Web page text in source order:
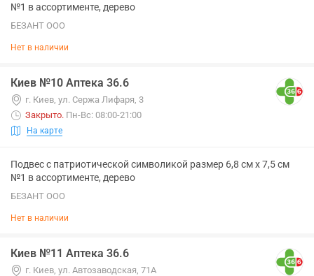
№1 в ассортименте, дерево
БЕЗАНТ ООО
Нет в наличии
Киев №10 Аптека 36.6
г. Киев, ул. Сержа Лифаря, 3
Закрыто. Пн-Вс: 08:00-21:00
На карте
Подвес с патриотической символикой размер 6,8 см х 7,5 см
№1 в ассортименте, дерево
БЕЗАНТ ООО
Нет в наличии
Киев №11 Аптека 36.6
г. Киев, ул. Автозаводская, 71А